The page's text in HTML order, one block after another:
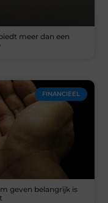
meer dan een
FINANCIEEL
geven belangrijk is